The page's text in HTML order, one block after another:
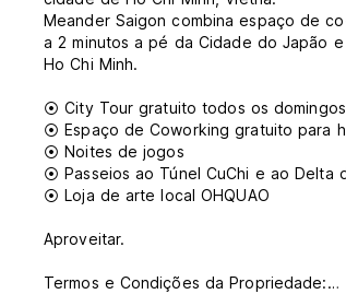
Meander Saigon combina espaço de
a 2 minutos a pé da Cidade do Japão
Ho Chi Minh.
⦿ City Tour gratuito todos os domingos
⦿ Espaço de Coworking gratuito para
⦿ Noites de jogos
⦿ Passeios ao Túnel CuChi e ao Delta
⦿ Loja de arte local OHQUAO
Aproveitar.
Termos e Condições da Propriedade: